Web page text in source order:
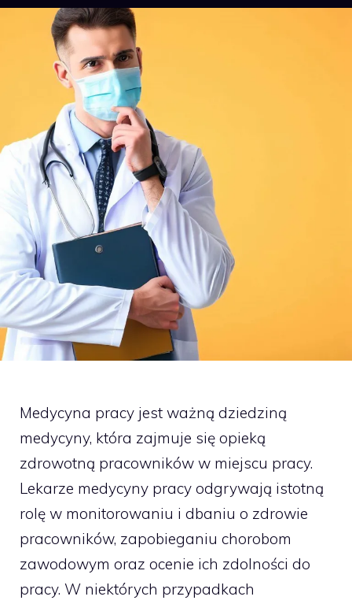
Medycyna pracy jest ważną dziedziną
medycyny, która zajmuje się opieką
zdrowotną pracowników w miejscu pracy.
Lekarze medycyny pracy odgrywają istotną
rolę w monitorowaniu i dbaniu o zdrowie
pracowników, zapobieganiu chorobom
zawodowym oraz ocenie ich zdolności do
pracy. W niektórych przypadkach